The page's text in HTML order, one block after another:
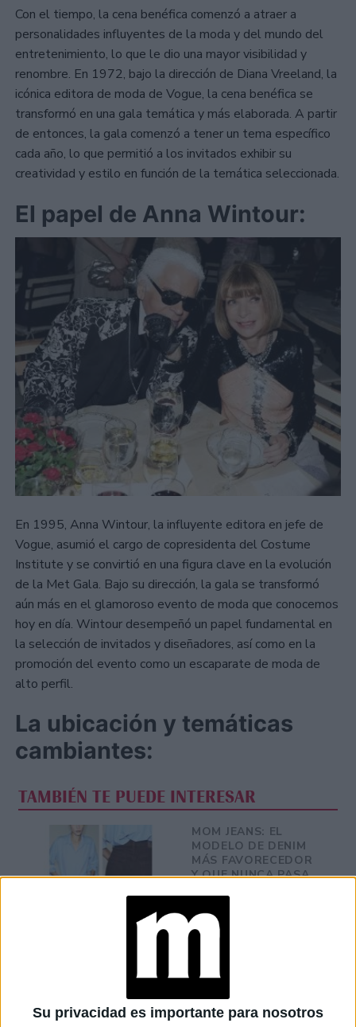
Su privacidad es importante para nosotros
Con el tiempo, la cena benéfica comenzó a atraer a
personalidades influyentes de la moda y del mundo del
entretenimiento, lo que le dio una mayor visibilidad y
renombre. En 1972, bajo la dirección de Diana Vreeland, la
icónica editora de moda de Vogue, la cena benéfica se
transformó en una gala temática y más elaborada. A partir
de entonces, la gala comenzó a tener un tema específico
cada año, lo que permitió a los invitados exhibir su
creatividad y estilo en función de la temática seleccionada.
El papel de Anna Wintour:
En 1995, Anna Wintour, la influyente editora en jefe de
Vogue, asumió el cargo de copresidenta del Costume
Institute y se convirtió en una figura clave en la evolución
de la Met Gala. Bajo su dirección, la gala se transformó
aún más en el glamoroso evento de moda que conocemos
hoy en día. Wintour desempeñó un papel fundamental en
la selección de invitados y diseñadores, así como en la
promoción del evento como un escaparate de moda de
alto perfil.
La ubicación y temáticas
cambiantes:
TAMBIÉN TE PUEDE INTERESAR
MOM JEANS: EL
MODELO DE DENIM
MÁS FAVORECEDOR
Y QUE NUNCA PASA
TECNOMODA 2026:
ENCUENTRA CON LA
IA